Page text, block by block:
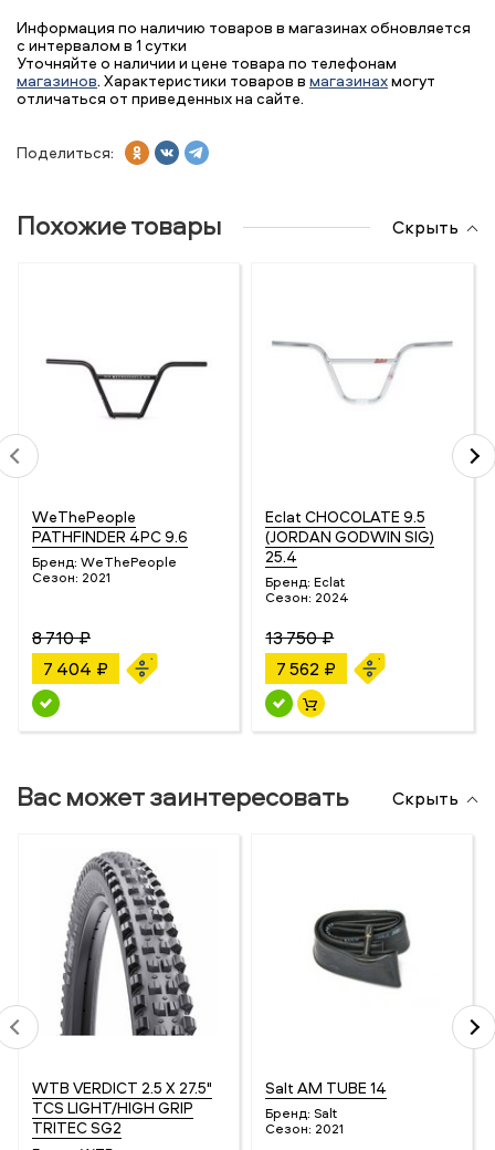
Информация по наличию товаров в магазинах обновляется
с интервалом в 1 сутки
Уточняйте о наличии и цене товара по телефонам
магазинов. Характеристики товаров в магазинахмогут
отличаться от приведенных на сайте.
Поделиться:
Похожие товары Скрыть
WeThePeople
PATHFINDER 4PC 9.6
Бренд: WeThePeople
Сезон: 2021
8 710 ₽
7 404 ₽
Eclat CHOCOLATE 9.5
(JORDAN GODWIN SIG)
25.4
Бренд: Eclat
Сезон: 2024
13 750 ₽
7 562 ₽
Вас может заинтересовать Скрыть
WTB VERDICT 2.5 X 27.5"
TCS LIGHT/HIGH GRIP
TRITEC SG2
Salt AM TUBE 14
Бренд: Salt
Сезон: 2021